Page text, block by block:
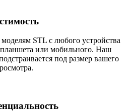
STL с любого устройства
или мобильного. Наш
под размер вашего